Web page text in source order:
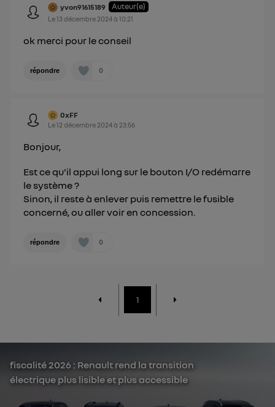
yvon91615189 Auteur(e)
Le13 décembre 2024à10:21
ok merci pour le conseil
répondre 0
0xFF
Le12 décembre 2024à 23:56
Bonjour,
Est ce qu'il appui long sur le bouton I/O redémarre
le système ?
Sinon, il reste à enlever puis remettre le fusible
concerné, ou aller voir en concession.
répondre 0
1
fiscalité 2026 : Renault rend la transition
électrique plus lisible et plus accessible
Pour plus d'informations, veuillez consulter
Politique d'information sur les données
personnelles d'Utiq